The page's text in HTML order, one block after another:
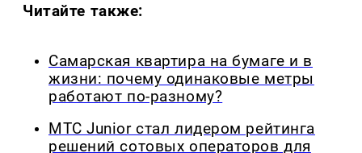
Читайте также:
Самарская квартира на бумаге и в
жизни: почему одинаковые метры
работают по-разному?
МТС Junior стал лидером рейтинга
решений сотовых операторов для